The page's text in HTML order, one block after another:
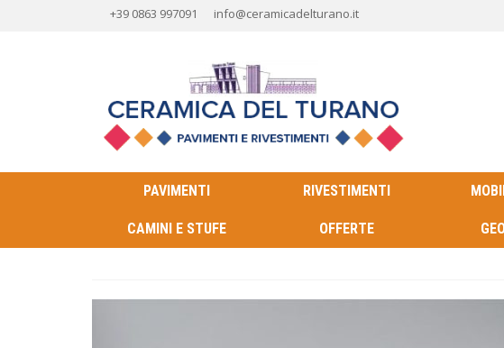
+39 0863 997091 info@ceramicadelturano.it
PAVIMENTI RIVESTIMENTI
CAMINI E STUFE OFFERTE